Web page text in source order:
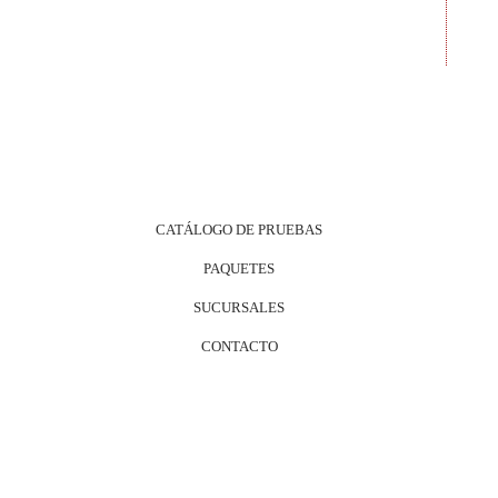
CATÁLOGO DE PRUEBAS
PAQUETES
SUCURSALES
CONTACTO